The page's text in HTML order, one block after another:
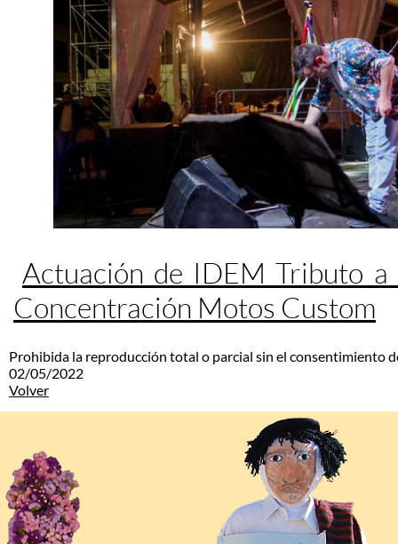
Actuación de IDEM Tributo
Concentración Motos Custom
Prohibida la reproducción total o parcial sin el consentimiento
02/05/2022
Volver